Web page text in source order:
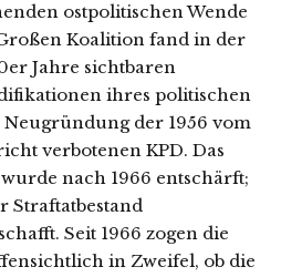
ostpolitischen Wende
Koalition fand in der
Jahre sichtbaren
ihres politischen
der 1956 vom
verbotenen KPD. Das
nach 1966 entschärft;
Straftatbestand
Seit 1966 zogen die
in Zweifel, ob die